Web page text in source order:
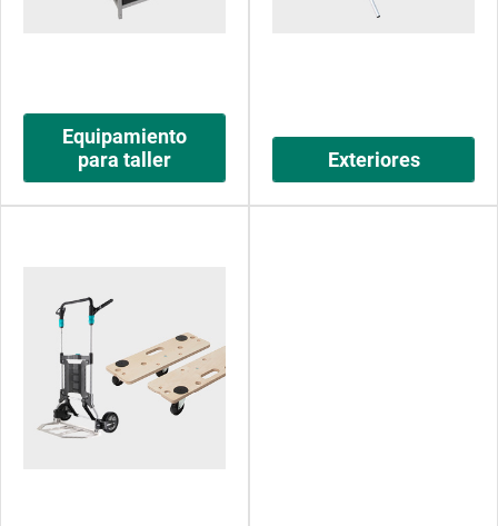
Equipamiento
para taller
Exteriores